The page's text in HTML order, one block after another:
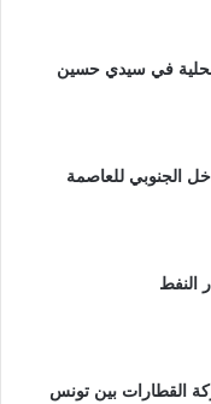
في سيدي حسين
الجنوبي للعاصمة
النفط
القطارات بين تونس